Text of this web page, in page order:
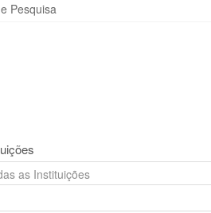
Pesquisa